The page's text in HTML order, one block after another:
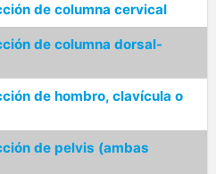
de columna cervical
de columna dorsal-
de hombro, clavícula o
de pelvis (ambas